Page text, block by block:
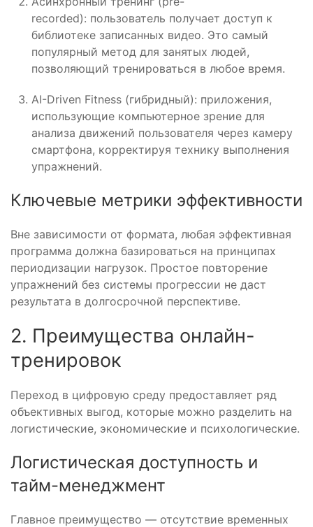
recorded): пользователь получает доступ к
библиотеке записанных видео. Это самый
популярный метод для занятых людей,
позволяющий тренироваться в любое время.
AI-Driven Fitness (гибридный): приложения,
использующие компьютерное зрение для
анализа движений пользователя через камеру
смартфона, корректируя технику выполнения
упражнений.
Ключевые метрики эффективности
Вне зависимости от формата, любая эффективная
программа должна базироваться на принципах
периодизации нагрузок. Простое повторение
упражнений без системы прогрессии не даст
результата в долгосрочной перспективе.
2. Преимущества онлайн-
тренировок
Переход в цифровую среду предоставляет ряд
объективных выгод, которые можно разделить на
логистические, экономические и психологические.
Логистическая доступность и
тайм-менеджмент
Главное преимущество — отсутствие временных